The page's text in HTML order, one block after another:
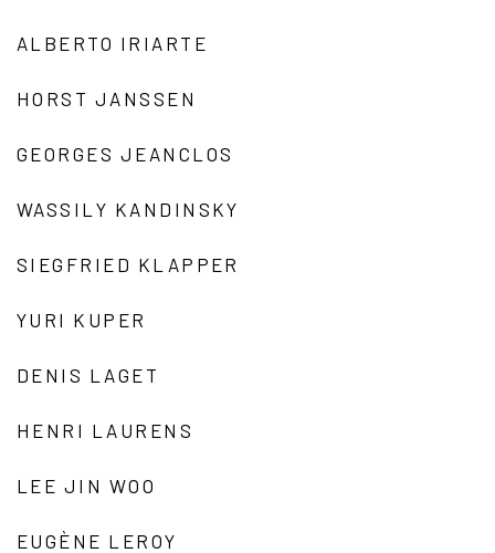
ALBERTO IRIARTE
HORST JANSSEN
GEORGES JEANCLOS
WASSILY KANDINSKY
SIEGFRIED KLAPPER
YURI KUPER
DENIS LAGET
HENRI LAURENS
LEE JIN WOO
EUGÈNE LEROY